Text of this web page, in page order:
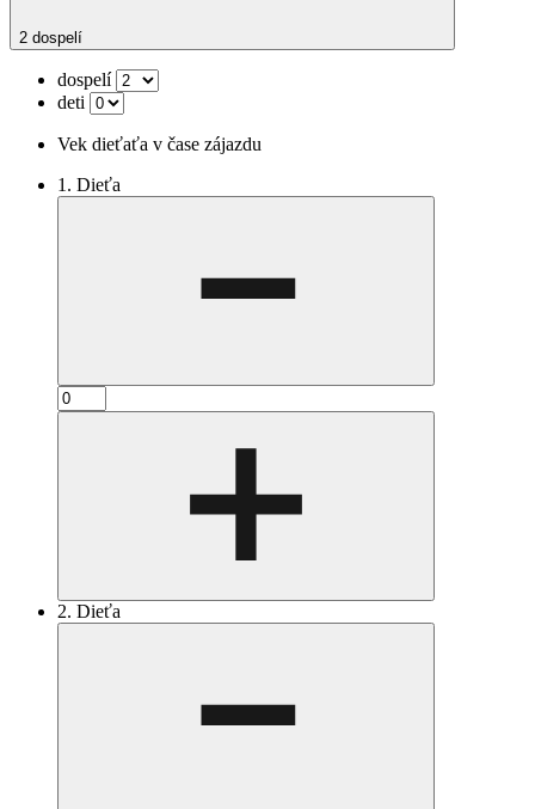
2 dospelí
dospelí
deti
Vek dieťaťa v čase zájazdu
1. Dieťa
2. Dieťa